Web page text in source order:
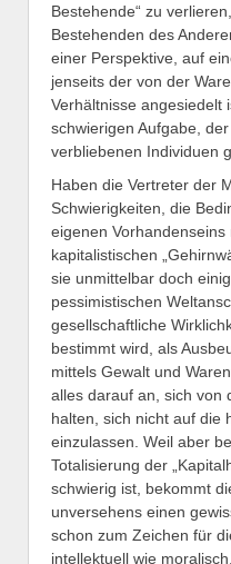
Bestehende“ zu
Bestehenden des
einer Perspektive, auf
jenseits der von der
Verhältnisse angesiedelt
schwierigen Aufgabe,
verbliebenen Individuen
Haben die Vertreter der
Schwierigkeiten, die
eigenen
kapitalistischen
sie unmittelbar doch
pessimistischen
gesellschaftliche
bestimmt wird, als
mittels Gewalt und
alles darauf an, sich von
halten, sich nicht auf die
einzulassen. Weil aber
Totalisierung der
schwierig ist, bekommt
unversehens einen
schon zum Zeichen für
intellektuell wie